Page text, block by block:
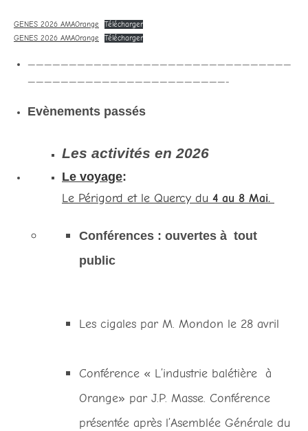
GENES 2026 AMAOrange
Télécharger
GENES 2026 AMAOrange
Télécharger
————————————————————————————————
————————————————————————-
Evènements passés
Les activités en 2026
Le voyage:
Le Périgord et le Quercy du 4 au 8 Mai.
Conférences : ouvertes à tout
public
Les cigales par M. Mondon le 28 avril
Conférence « L’industrie balétière à
Orange» par J.P. Masse. Conférence
présentée après l’Asemblée Générale du